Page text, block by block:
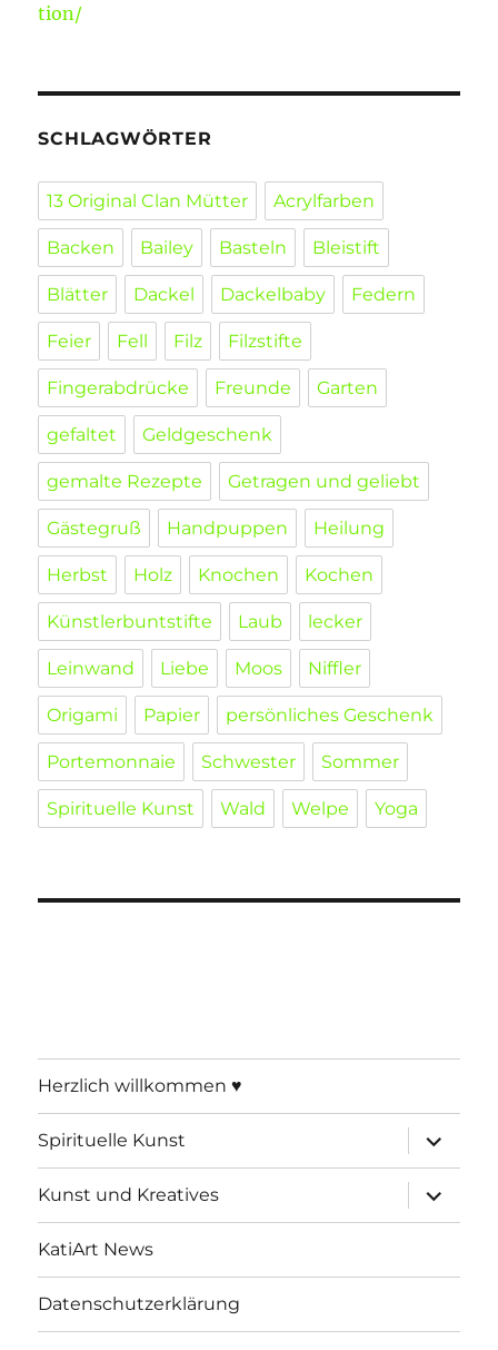
tion/
SCHLAGWÖRTER
13 Original Clan Mütter Acrylfarben
Backen Bailey Basteln Bleistift
Blätter Dackel Dackelbaby Federn
Feier Fell Filz Filzstifte
Fingerabdrücke Freunde Garten
gefaltet Geldgeschenk
gemalte Rezepte Getragen und geliebt
Gästegruß Handpuppen Heilung
Herbst Holz Knochen Kochen
Künstlerbuntstifte Laub lecker
Leinwand Liebe Moos Niffler
Origami Papier persönliches Geschenk
Portemonnaie Schwester Sommer
Spirituelle Kunst Wald Welpe Yoga
Herzlich willkommen ♥
Spirituelle Kunst
öffnen
Kunst und Kreatives
öffnen
KatiArt News
Datenschutzerklärung